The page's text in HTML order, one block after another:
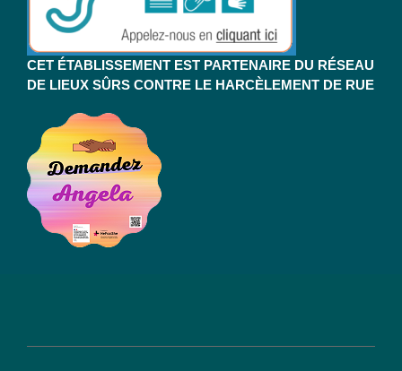
CET ÉTABLISSEMENT EST PARTENAIRE DU RÉSEAU
DE LIEUX SÛRS CONTRE LE HARCÈLEMENT DE RUE